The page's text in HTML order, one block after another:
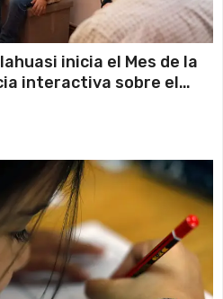
inicia el Mes de la
interactiva sobre el